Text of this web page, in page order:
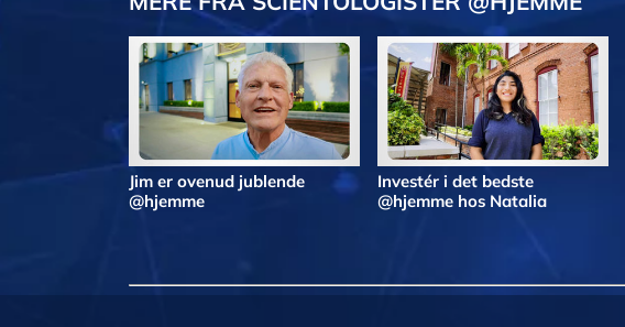
Jim er ovenud jublende
@hjemme
Investér i det bedste
@hjemme hos Natalia